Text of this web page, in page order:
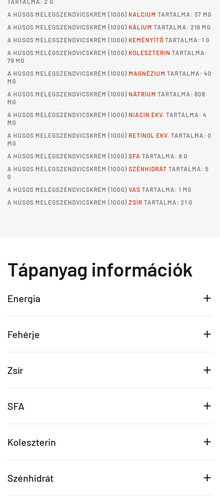
TARTALMA: 2 G
A HÚSOS MELEGSZENDVICSKRÉM (100G) KALCIUM TARTALMA: 37 MG
A HÚSOS MELEGSZENDVICSKRÉM (100G) KÁLIUM TARTALMA: 216 MG
A HÚSOS MELEGSZENDVICSKRÉM (100G) KEMÉNYÍTŐ TARTALMA: 1 G
A HÚSOS MELEGSZENDVICSKRÉM (100G) KOLESZTERIN TARTALMA:
79 MG
A HÚSOS MELEGSZENDVICSKRÉM (100G) MAGNÉZIUM TARTALMA: 40
MG
A HÚSOS MELEGSZENDVICSKRÉM (100G) NÁTRIUM TARTALMA: 808
MG
A HÚSOS MELEGSZENDVICSKRÉM (100G) NIACIN EKV. TARTALMA: 4
MG
A HÚSOS MELEGSZENDVICSKRÉM (100G) RETINOL EKV. TARTALMA: 0
MG
A HÚSOS MELEGSZENDVICSKRÉM (100G) SFA TARTALMA: 8 G
A HÚSOS MELEGSZENDVICSKRÉM (100G) SZÉNHIDRÁT TARTALMA: 5
G
A HÚSOS MELEGSZENDVICSKRÉM (100G) VAS TARTALMA: 1 MG
A HÚSOS MELEGSZENDVICSKRÉM (100G) ZSÍR TARTALMA: 21 G
Tápanyag információk
Energia
Fehérje
Zsír
SFA
Koleszterin
Szénhidrát